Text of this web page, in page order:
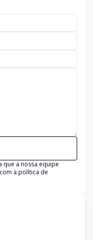
que a nossa equipe
a política de